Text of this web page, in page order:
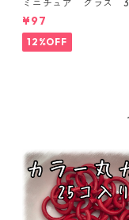
ミニチュア グラス 3
【MNT-GLS-3P-01】
¥97
12%OFF